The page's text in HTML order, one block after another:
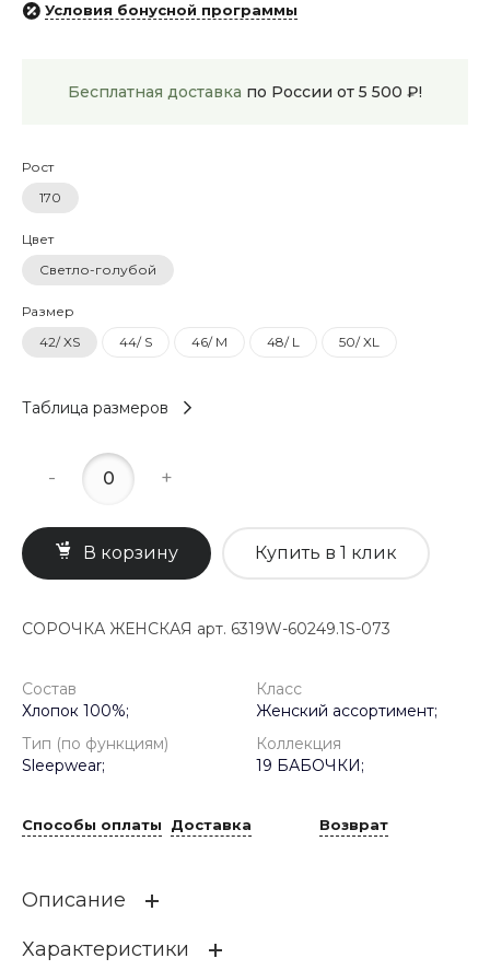
Условия бонусной программы
Бесплатная доставка по России от 5 500 ₽!
Рост
170
Цвет
Светло-голубой
Размер
42/ XS
44/ S 46/ M 48/ L 50/ XL
Таблица размеров
- +
В корзину Купить в 1 клик
СОРОЧКА ЖЕНСКАЯ арт. 6319W-60249.1S-073
Состав
Хлопок 100%;
Класс
Женский ассортимент;
Тип (по функциям)
Sleepwear;
Коллекция
19 БАБОЧКИ;
Способы оплаты Доставка Возврат
Описание
Романтичная сорочка А-силуэта с завышенной линией
Характеристики